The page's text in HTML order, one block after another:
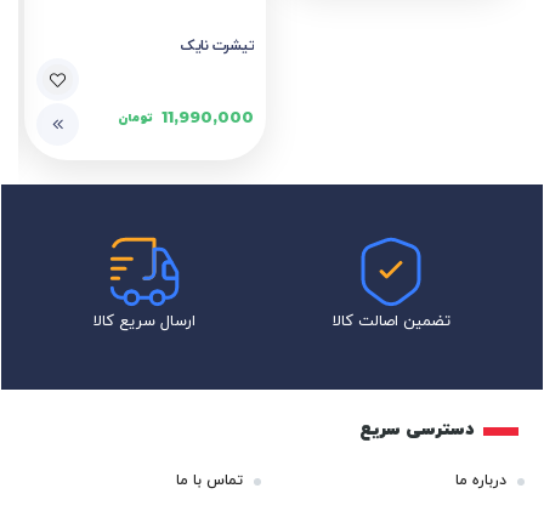
تیشرت نایک
11,990,000 تومان
تضمین اصالت کالا ارسال سریع کالا
دسترسی سریع
درباره ما تماس با ما